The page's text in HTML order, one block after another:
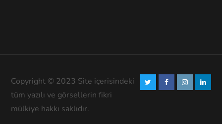
Copyright © 2023 Site içerisindeki
tüm yazılı ve görsellerin fikri
mülkiye hakkı saklıdır.